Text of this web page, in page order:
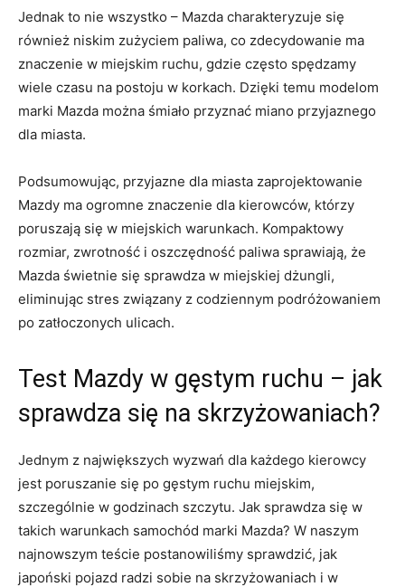
Jednak to nie​ wszystko⁤ – Mazda charakteryzuje się
również niskim zużyciem paliwa,‍ co‍ zdecydowanie ⁢ma
znaczenie w miejskim ruchu, ​gdzie często spędzamy
wiele czasu ⁣na postoju ⁣w korkach. Dzięki temu modelom
marki‍ Mazda można śmiało⁤ przyznać miano ‌przyjaznego
dla miasta.
Podsumowując, przyjazne dla‌ miasta zaprojektowanie
⁣Mazdy ma​ ogromne znaczenie dla kierowców, ⁢którzy
poruszają się w miejskich warunkach. ‌Kompaktowy
rozmiar,⁤ zwrotność i oszczędność paliwa sprawiają, że
Mazda świetnie się sprawdza w miejskiej dżungli,
eliminując​ stres związany z ⁢codziennym podróżowaniem ​
po⁤ zatłoczonych ‍ulicach.
Test Mazdy w gęstym ruchu –⁤ jak‍
sprawdza⁢ się na skrzyżowaniach?
Jednym‌ z największych⁢ wyzwań dla każdego kierowcy
jest ‍poruszanie⁣ się po‍ gęstym ruchu miejskim,
szczególnie w godzinach szczytu. Jak sprawdza się w⁣
takich ‍warunkach⁣ samochód ​marki Mazda? W naszym
najnowszym teście postanowiliśmy sprawdzić, jak
japoński pojazd radzi⁤ sobie ⁢na⁣ skrzyżowaniach i w